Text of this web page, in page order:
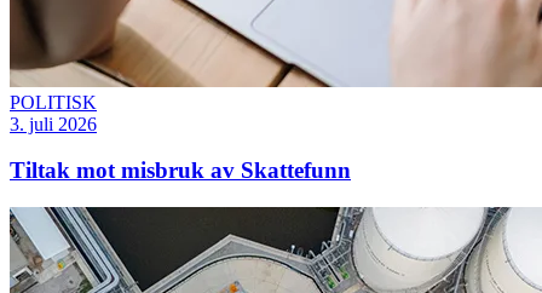
POLITISK
3. juli 2026
Tiltak mot misbruk av Skattefunn